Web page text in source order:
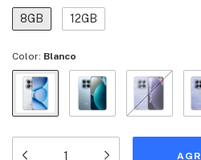
8GB 12GB
Color: Blanco